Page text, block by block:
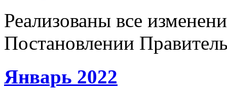
Реализованы все
Постановлении
Январь 2022